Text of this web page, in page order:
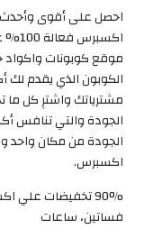
احصل على أقوى
موقع كوبونات واكواد
الكوبون الذي يقدم لك
مشترياتك واشترِ كل ما
الجودة والتي تنافس
الجودة من مكان
اكسبرس.
90% تخفيضات
فساتين، ساعات